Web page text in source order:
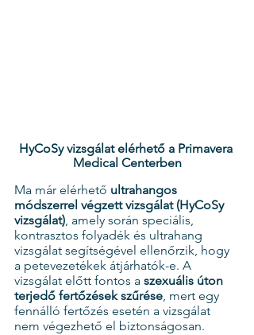
HyCoSy vizsgálat elérhető a Primavera
Medical Centerben
Ma már elérhető ultrahangos
módszerrel végzett vizsgálat (HyCoSy
vizsgálat), amely során speciális,
kontrasztos folyadék és ultrahang
vizsgálat segítségével ellenőrzik, hogy
a petevezetékek átjárhatók-e. A
vizsgálat előtt fontos a szexuális úton
terjedő fertőzések szűrése, mert egy
fennálló fertőzés esetén a vizsgálat
nem végezhető el biztonságosan.